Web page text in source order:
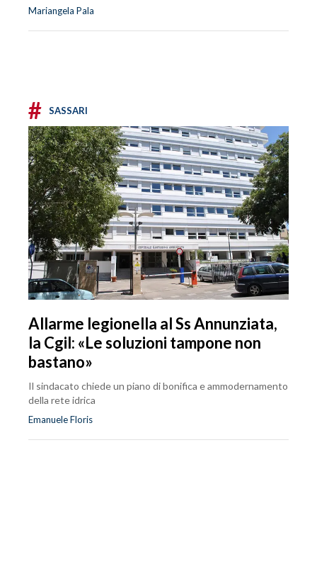
Mariangela Pala
# SASSARI
Allarme legionella al Ss Annunziata,
la Cgil: «Le soluzioni tampone non
bastano»
Il sindacato chiede un piano di bonifica e ammodernamento
della rete idrica
Emanuele Floris